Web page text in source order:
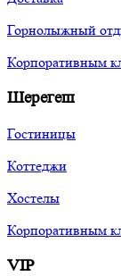
Горнолыжный
Корпоративным
Шерегеш
Гостиницы
Коттеджи
Хостелы
Корпоративным
VIP